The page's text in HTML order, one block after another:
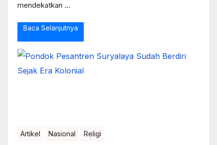
mendekatkan ...
Baca Selanjutnya
Artikel Nasional Religi